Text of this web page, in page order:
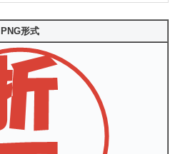
PNG形式